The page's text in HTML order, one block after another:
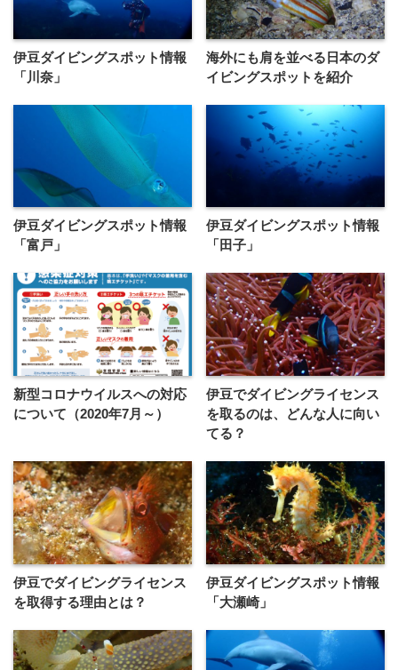
伊豆ダイビングスポット情報
「川奈」
海外にも肩を並べる日本のダ
イビングスポットを紹介
伊豆ダイビングスポット情報
「富戸」
伊豆ダイビングスポット情報
「田子」
新型コロナウイルスへの対応
について（2020年7月～）
伊豆でダイビングライセンス
を取るのは、どんな人に向い
てる？
伊豆でダイビングライセンス
を取得する理由とは？
伊豆ダイビングスポット情報
「大瀬崎」